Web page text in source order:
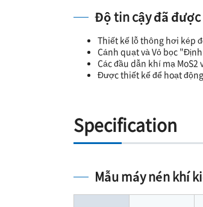
Độ tin cậy đã
Thiết kế lỗ thông hơi kép
Cánh quạt và Vỏ bọc
Các đầu dẫn khí mạ
Được thiết kế để hoạt
Specification
Mẫu máy nén khí